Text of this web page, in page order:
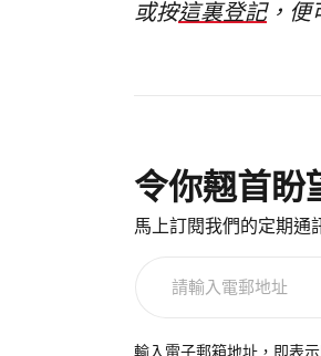
或按這裏登記，便
令你翹首盼
馬上訂閱我們的定期通
電